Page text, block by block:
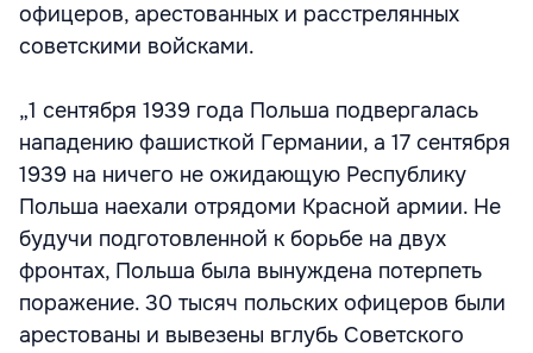
офицеров, арестованных и расстрелянных
советскими войсками.
„1 сентября 1939 года Польша подвергалась
нападению фашисткой Германии, а 17 сентября
1939 на ничего не ожидающую Республику
Польша наехали отрядоми Красной армии. Не
будучи подготовленной к борьбе на двух
фронтах, Польша была вынуждена потерпеть
поражение. 30 тысяч польских офицеров были
арестованы и вывезены вглубь Советского